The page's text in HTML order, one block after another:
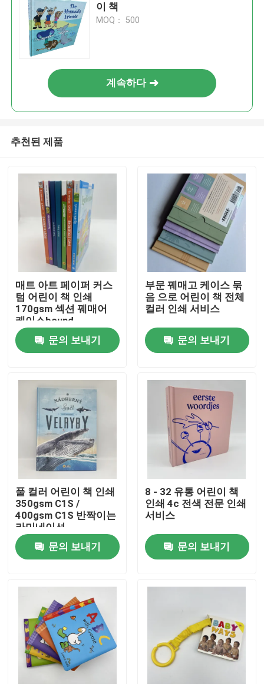
제품
우리에 대하여
자원
연락주세요
인용문을 요구하세요
커피용 탁자 책 인쇄
이 책
MOQ： 500
계속하다
추천된 제품
매트 아트 페이퍼 커스
텀 어린이 책 인쇄
170gsm 섹션 꿰매어
케이스bound
문의 보내기
부문 꿰매고 케이스 묶
음 으로 어린이 책 전체
컬러 인쇄 서비스
문의 보내기
풀 컬러 어린이 책 인쇄
350gsm C1S /
400gsm C1S 반짝이는
라미네이션
문의 보내기
8 - 32 유통 어린이 책
인쇄 4c 전색 전문 인쇄
서비스
문의 보내기